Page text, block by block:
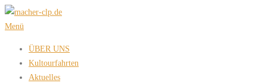
Zum
Inhalt
Menü
ÜBER UNS
Kultourfahrten
Aktuelles